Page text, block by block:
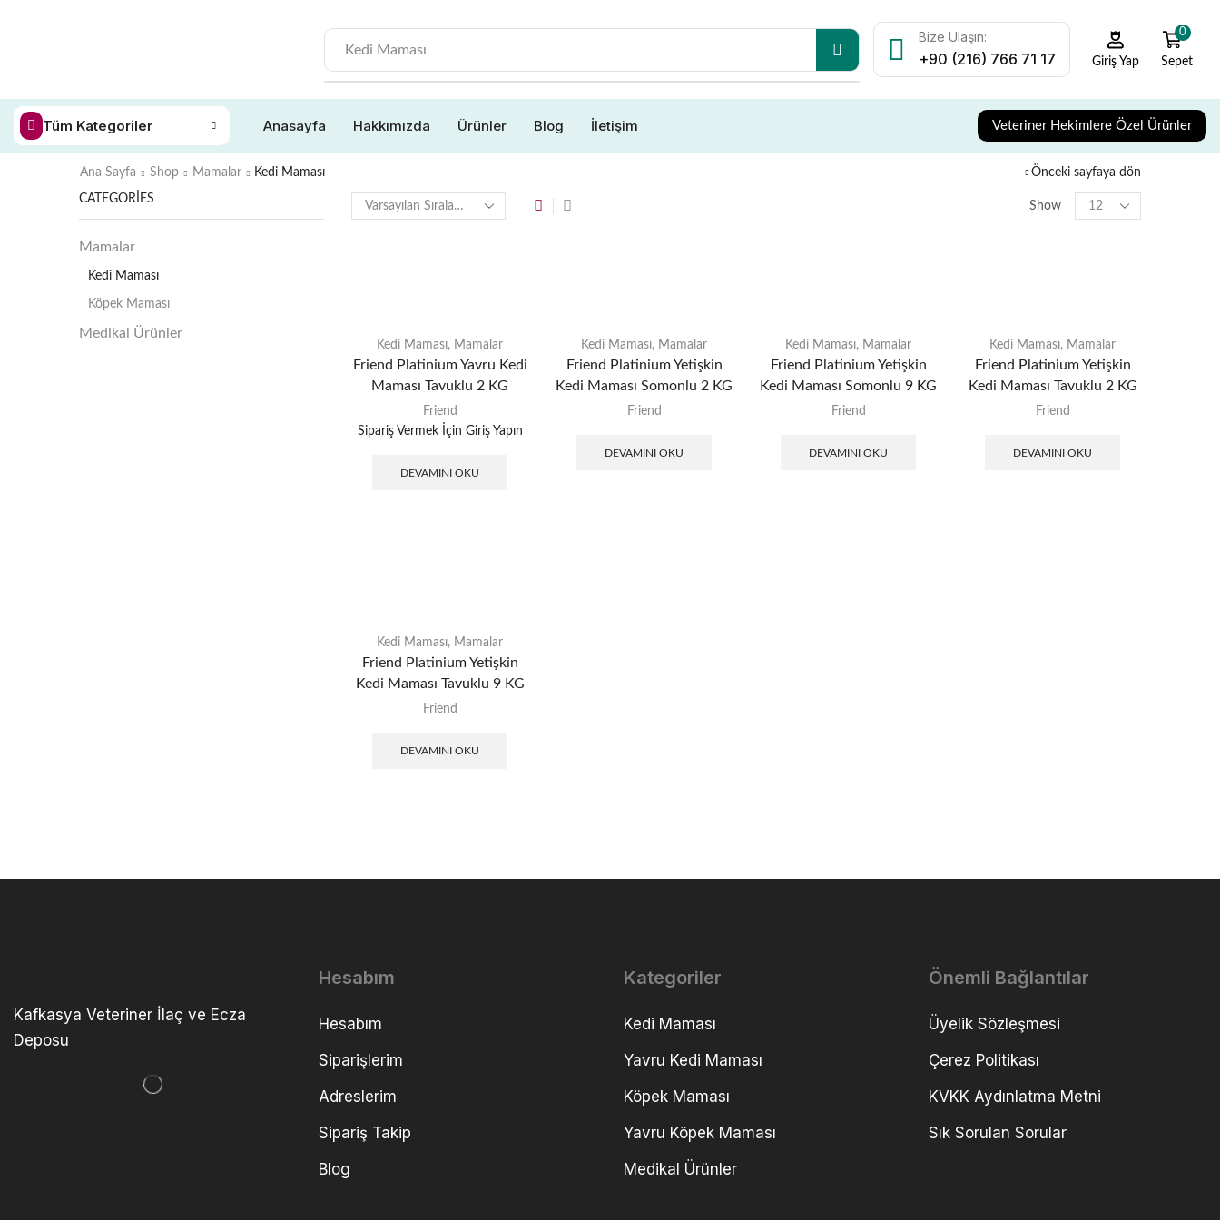
Kedi Maması
Bize Ulaşın:
+90 (216) 766 71 17 Giriş Yap
0
Sepet
Tüm Kategoriler Anasayfa Hakkımızda Ürünler Blog İletişim Veteriner Hekimlere Özel Ürünler
Ana Sayfa Shop Mamalar Kedi Maması Önceki sayfaya dön
Show
Kedi Maması, Mamalar
Friend Platinium Yavru Kedi
Maması Tavuklu 2 KG
Friend
Sipariş Vermek İçin Giriş Yapın
DEVAMINI OKU
Kedi Maması, Mamalar
Friend Platinium Yetişkin
Kedi Maması Somonlu 2 KG
Friend
DEVAMINI OKU
Kedi Maması, Mamalar
Friend Platinium Yetişkin
Kedi Maması Somonlu 9 KG
Friend
DEVAMINI OKU
Kedi Maması, Mamalar
Friend Platinium Yetişkin
Kedi Maması Tavuklu 2 KG
Friend
DEVAMINI OKU
Kedi Maması, Mamalar
Friend Platinium Yetişkin
Kedi Maması Tavuklu 9 KG
Friend
DEVAMINI OKU
CATEGORIES
Mamalar
Kedi Maması
Köpek Maması
Medikal Ürünler
Kafkasya Veteriner İlaç ve Ecza
Deposu
Hesabım
Hesabım
Siparişlerim
Adreslerim
Sipariş Takip
Blog
Kategoriler
Kedi Maması
Yavru Kedi Maması
Köpek Maması
Yavru Köpek Maması
Medikal Ürünler
Önemli Bağlantılar
Üyelik Sözleşmesi
Çerez Politikası
KVKK Aydınlatma Metni
Sık Sorulan Sorular